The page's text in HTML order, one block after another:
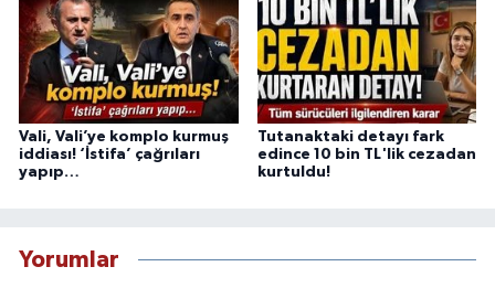
Vali, Vali’ye komplo kurmuş
iddiası! ‘İstifa’ çağrıları
yapıp…
Tutanaktaki detayı fark
edince 10 bin TL'lik cezadan
kurtuldu!
Yorumlar